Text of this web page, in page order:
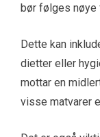
bør følges nøye
Dette kan
dietter eller
mottar en
visse matvarer